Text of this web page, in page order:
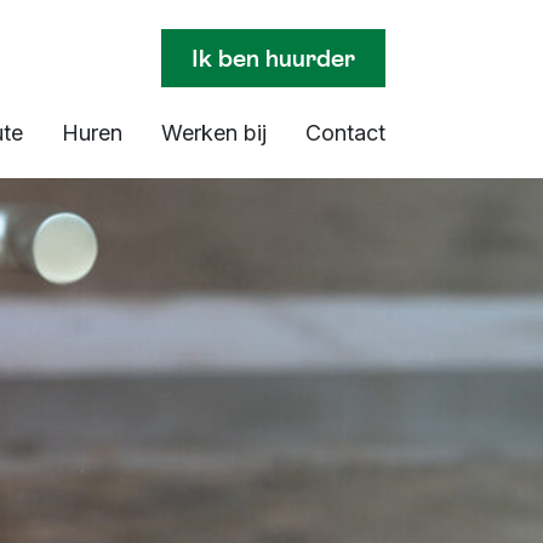
Ik ben huurder
Huren Werken bij Contact